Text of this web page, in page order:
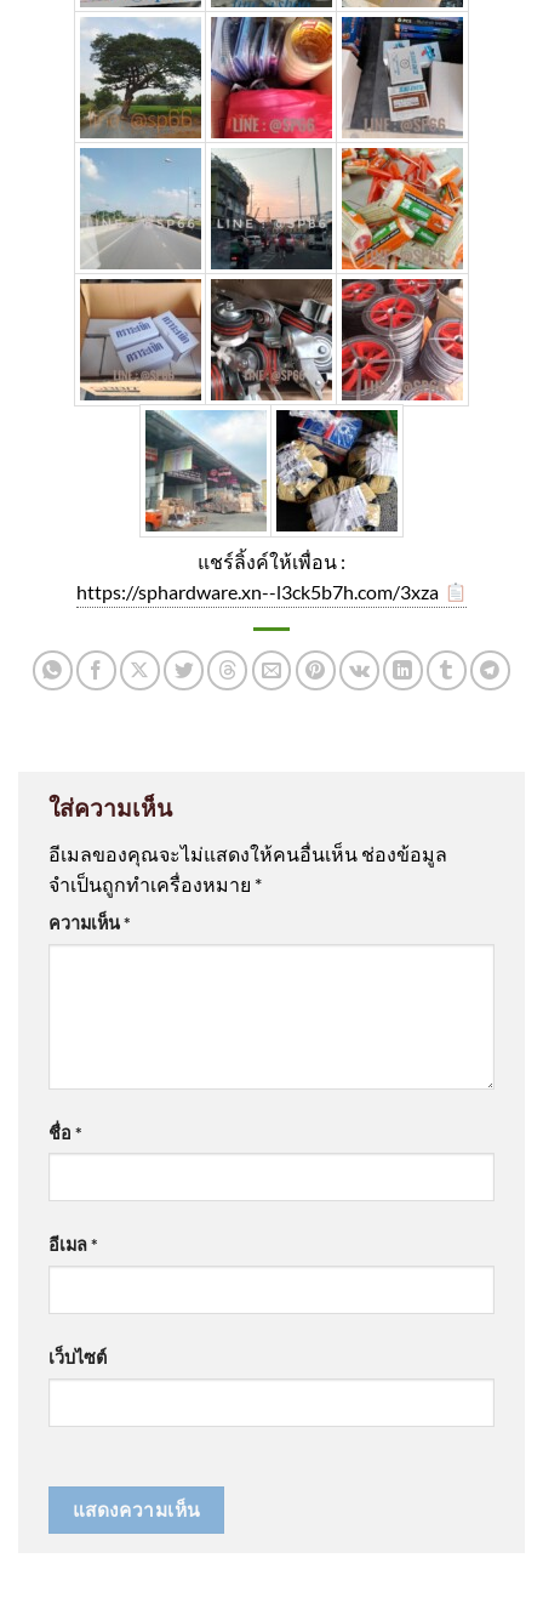
แชร์ลิ้งค์ให้เพื่อน :
https://sphardware.xn--l3ck5b7h.com/3xza
ใส่ความเห็น
อีเมลของคุณจะไม่แสดงให้คนอื่นเห็น ช่องข้อมูล
จำเป็นถูกทำเครื่องหมาย *
ความเห็น*
ชื่อ *
อีเมล*
เว็บไซต์